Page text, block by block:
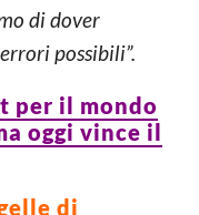
di dover
possibili”.
per il mondo
oggi vince il
di